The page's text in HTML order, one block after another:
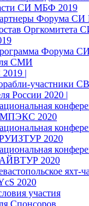
СИ МБФ 2019
Форума
Оргкомитета
Форума
СМИ
|
участники
России 2020 |
2020
2020
2020
яхт-
2020
участия
Спонсоров